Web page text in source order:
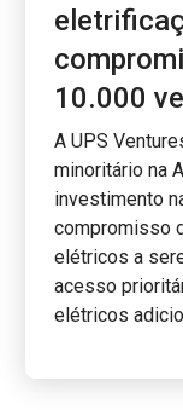
10.000
A UPS
minoritário na
investimento
compromisso
elétricos a
acesso
elétricos